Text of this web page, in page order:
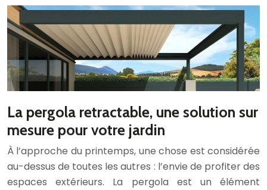
La pergola retractable, une solution sur
mesure pour votre jardin
À l’approche du printemps, une chose est considérée
au-dessus de toutes les autres : l’envie de profiter des
espaces extérieurs. La pergola est un élément